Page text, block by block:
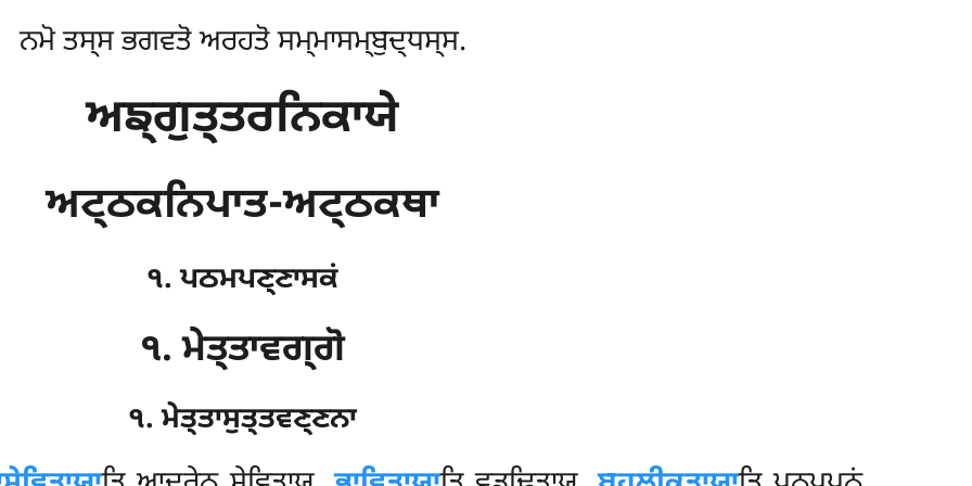
ਨਮੋ ਤਸ੍ਸ ਭਗਵਤੋ ਅਰਹਤੋ ਸਮ੍ਮਾਸਮ੍ਬੁਦ੍ਧਸ੍ਸ.
ਅਙ੍ਗੁਤ੍ਤਰਨਿਕਾਯੇ
ਅਟ੍ਠਕਨਿਪਾਤ-ਅਟ੍ਠਕਥਾ
੧. ਪਠਮਪਣ੍ਣਾਸਕਂ
੧. ਮੇਤ੍ਤਾਵਗ੍ਗੋ
੧. ਮੇਤ੍ਤਾਸੁਤ੍ਤਵਣ੍ਣਨਾ